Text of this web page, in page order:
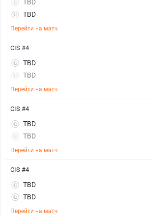
TBD
TBD
Перейти на матч
TBD
TBD
Перейти на матч
CIS #4
TBD
TBD
Перейти на матч
CIS #4
TBD
TBD
Перейти на матч
CIS #4